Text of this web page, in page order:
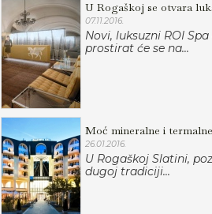
U Rogaškoj se otvara
07.11.2016.
Novi, luksuzni ROI
prostirat će se na...
Moć mineralne i
26.01.2016.
U Rogaškoj Slatini,
dugoj tradiciji...